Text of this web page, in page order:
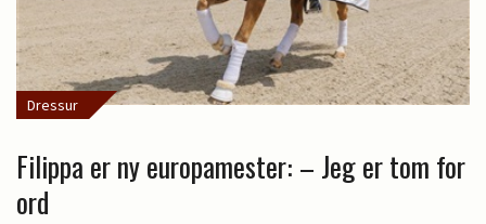
Dressur
Filippa er ny europamester: – Jeg er tom for
ord